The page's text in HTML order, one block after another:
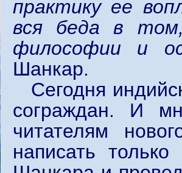
практику ее
вся беда в
философии и
Шанкар.
Сегодня
сограждан. И
читателям
написать